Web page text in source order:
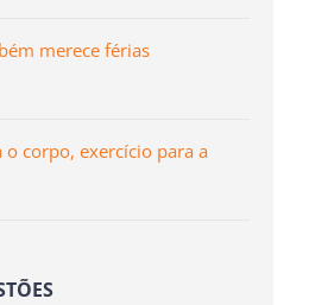
merece férias
o corpo, exercício para a